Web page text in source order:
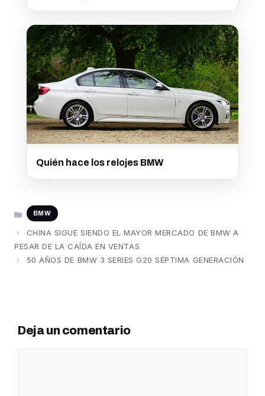
Quién hace los relojes BMW
CATEGORÍAS
BMW
CHINA SIGUE SIENDO EL MAYOR MERCADO DE BMW A
PESAR DE LA CAÍDA EN VENTAS
50 AÑOS DE BMW 3 SERIES G20 SÉPTIMA GENERACIÓN
Deja un comentario